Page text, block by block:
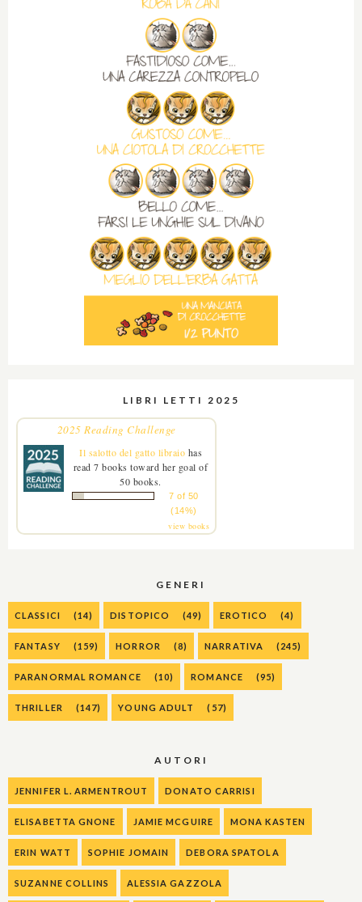
LIBRI LETTI 2025
2025 Reading Challenge
Il salotto del gatto libraio has
read 7 books toward her goal of
50 books.
7 of 50
(14%)
view books
GENERI
CLASSICI (14) DISTOPICO (49) EROTICO (4)
FANTASY (159) HORROR (8) NARRATIVA (245)
PARANORMAL ROMANCE (10) ROMANCE (95)
THRILLER (147) YOUNG ADULT (57)
AUTORI
JENNIFER L. ARMENTROUT DONATO CARRISI
ELISABETTA GNONE JAMIE MCGUIRE MONA KASTEN
ERIN WATT SOPHIE JOMAIN DEBORA SPATOLA
SUZANNE COLLINS ALESSIA GAZZOLA